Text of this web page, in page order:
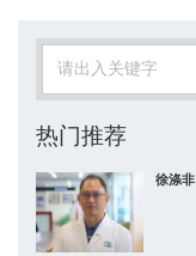
热门推荐
徐涤非